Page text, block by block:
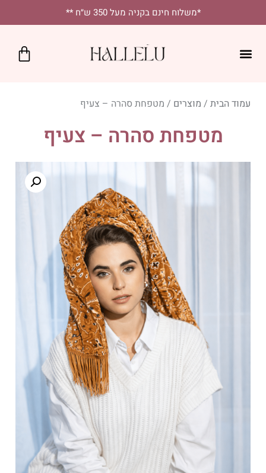
*משלוח חינם בקניה מעל 350 ש״ח **
עמוד הבית / מוצרים / מטפחת סהרה – צעיף
מטפחת סהרה – צעיף